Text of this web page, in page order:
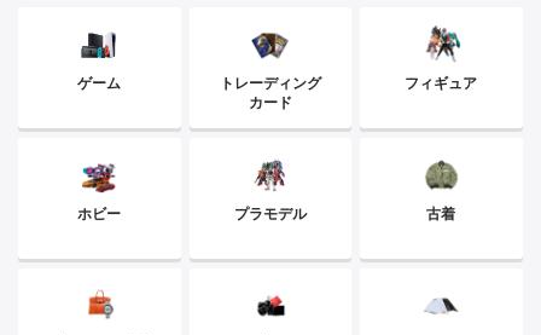
ゲーム
トレーディング
カード
フィギュア
ホビー プラモデル 古着